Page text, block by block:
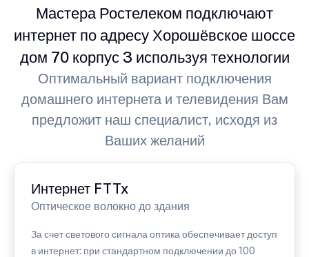
Мастера Ростелеком подключают
интернет по адресу Хорошёвское шоссе
дом 70 корпус 3 используя технологии
Оптимальный вариант подключения
домашнего интернета и телевидения Вам
предложит наш специалист, исходя из
Ваших желаний
Интернет FTTx
Оптическое волокно до здания
За счет светового сигнала оптика обеспечивает доступ
в интернет: при стандартном подключении до 100